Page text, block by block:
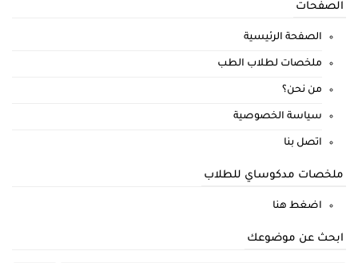
الصفحات
الصفحة الرئيسية
ملخصات لطلاب الطب
من نحن؟
سياسة الخصوصية
اتصل بنا
ملخصات مدكوساي للطلاب
اضغط هنا
ابحث عن موضوعك